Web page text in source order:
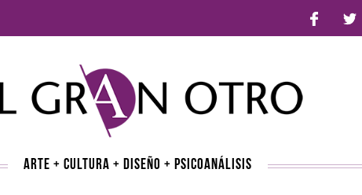
ARTE + CULTURA + DISEÑO + PSICOANÁLISIS